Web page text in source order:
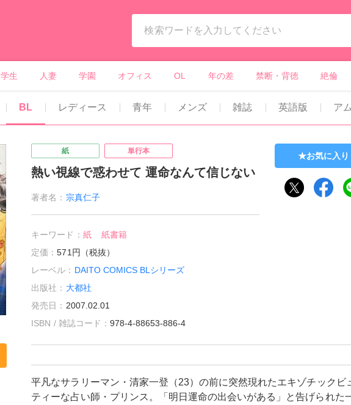
学生 人妻 学園 オフィス OL 年の差 禁断・背徳 絶倫
BL レディース 青年 メンズ 雑誌 英語版 ア
紙 単行本
熱い視線で惑わせて 運命なんて信じない
著者名： 宗真仁子
キーワード： 紙
紙書籍
定価：571円（税抜）
レーベル： DAITO COMICS BLシリーズ
出版社： 大都社
発売日： 2007.02.01
ISBN / 雑誌コード： 978-4-88653-886-4
お気に入り
平凡なサラリーマン・清家一登（23）の前に突然現れたエキゾチックビ
ティーな占い師・プリンス。「明日運命の出会いがある」と告げられた